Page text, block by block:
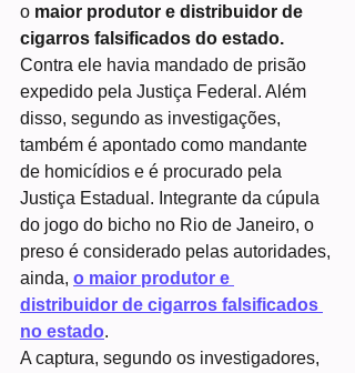
o maior produtor e distribuidor de
cigarros falsificados do estado.
Contra ele havia mandado de prisão
expedido pela Justiça Federal. Além
disso, segundo as investigações,
também é apontado como mandante
de homicídios e é procurado pela
Justiça Estadual. Integrante da cúpula
do jogo do bicho no Rio de Janeiro, o
preso é considerado pelas autoridades,
ainda, o maior produtor e
distribuidor de cigarros falsificados
no estado.
A captura, segundo os investigadores,